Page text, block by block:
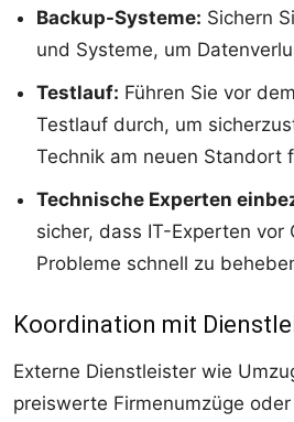
Backup-Systeme: Sichern
und Systeme, um
Testlauf: Führen Sie vor
Testlauf durch, um
Technik am neuen Standort
Technische Experten
sicher, dass IT-Experten vor
Probleme schnell zu
Koordination mit
Externe Dienstleister wie
preiswerte Firmenumzüge